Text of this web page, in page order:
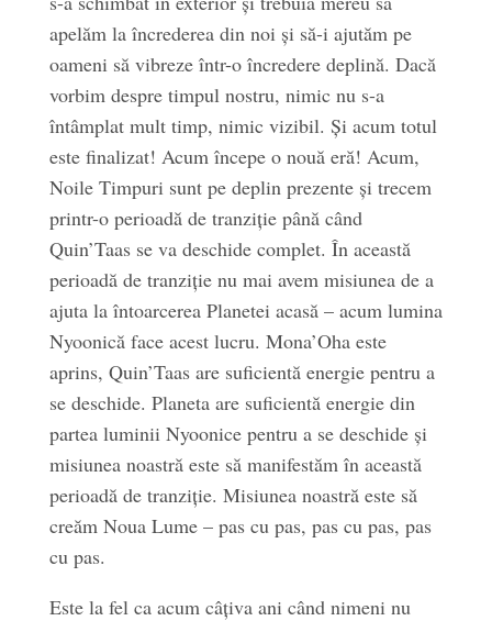
apelăm la încrederea din noi și să-i ajutăm pe
oameni să vibreze într-o încredere deplină. Dacă
vorbim despre timpul nostru, nimic nu s-a
întâmplat mult timp, nimic vizibil. Și acum totul
este finalizat! Acum începe o nouă eră! Acum,
Noile Timpuri sunt pe deplin prezente și trecem
printr-o perioadă de tranziție până când
Quin’Taas se va deschide complet. În această
perioadă de tranziție nu mai avem misiunea de a
ajuta la întoarcerea Planetei acasă – acum lumina
Nyoonică face acest lucru. Mona’Oha este
aprins, Quin’Taas are suficientă energie pentru a
se deschide. Planeta are suficientă energie din
partea luminii Nyoonice pentru a se deschide și
misiunea noastră este să manifestăm în această
perioadă de tranziție. Misiunea noastră este să
creăm Noua Lume – pas cu pas, pas cu pas, pas
cu pas.
Este la fel ca acum câțiva ani când nimeni nu